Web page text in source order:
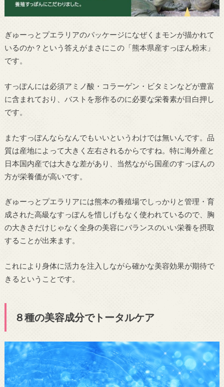
ぎゅーっとプエラリアのパッケージになぜくまモンが描かれて
いるのか？という答えがまさにこの「熊本県産すっぽん粉末」
です。
すっぽんには必須アミノ酸・コラーゲン・ビタミンなどが豊富
に含まれており、バストを形作るのに必要な栄養素が目白押し
です。
またすっぽんならなんでもいいというわけでは無いんです。品
質は産地によって大きく左右されるからですね。特に海外産と
日本国内産では大きな差があり、当然ながら国産のすっぽんの
方が栄養価が高いです。
ぎゅーっとプエラリアには熊本の養殖場でしっかりと管理・育
成された高級なすっぽんを惜しげもなく使われているので、胸
の大きさだけじゃなく全身の美容にバランスのいい栄養を摂取
することが出来ます。
これにより身体に活力を注入しながら確かな美容効果が期待で
きるということです。
８種の美容成分でトータルケア